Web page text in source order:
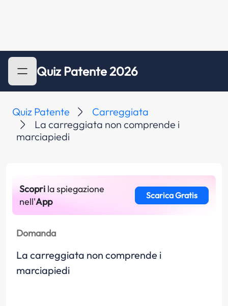
Quiz Patente 2026
Quiz Patente
Carreggiata
La carreggiata non comprende i
marciapiedi
Scopri la spiegazione
nell'App
Scarica Gratis
Domanda
La carreggiata non comprende i
marciapiedi